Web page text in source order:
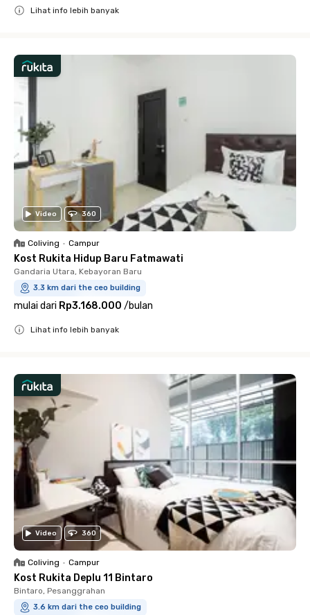
Lihat info lebih banyak
Video 360
Coliving • Campur
Kost Rukita Hidup Baru Fatmawati
Gandaria Utara, Kebayoran Baru
3.3 km dari the ceo building
mulai dari Rp3.168.000 /bulan
Lihat info lebih banyak
Video 360
Coliving • Campur
Kost Rukita Deplu 11 Bintaro
Bintaro, Pesanggrahan
3.6 km dari the ceo building